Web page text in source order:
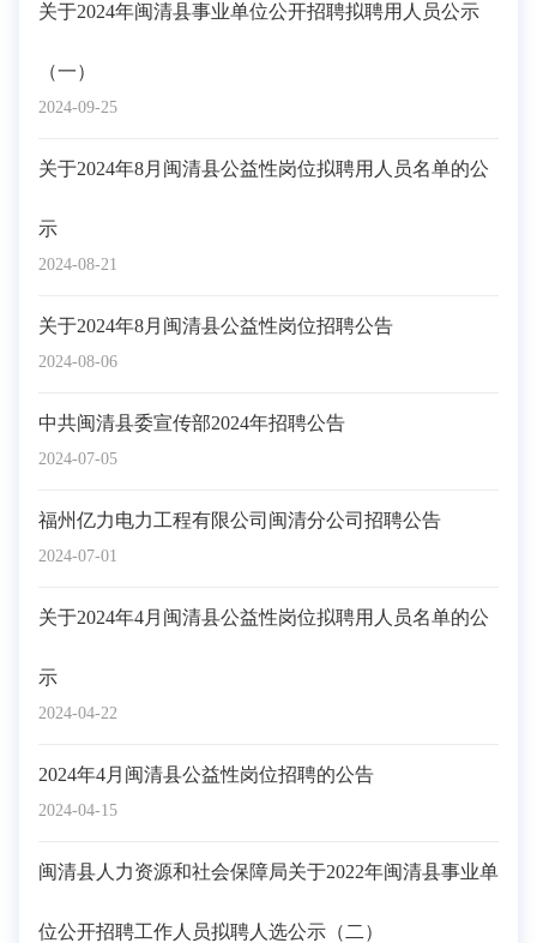
2024-09-25
关于2024年闽清县事业单位公开招聘拟聘用人员公示
（一）
2024-08-21
关于2024年8月闽清县公益性岗位拟聘用人员名单的公
示
2024-08-06
关于2024年8月闽清县公益性岗位招聘公告
2024-07-05
中共闽清县委宣传部2024年招聘公告
2024-07-01
福州亿力电力工程有限公司闽清分公司招聘公告
2024-04-22
关于2024年4月闽清县公益性岗位拟聘用人员名单的公
示
2024-04-15
2024年4月闽清县公益性岗位招聘的公告
闽清县人力资源和社会保障局关于2022年闽清县事业单
位公开招聘工作人员拟聘人选公示（二）